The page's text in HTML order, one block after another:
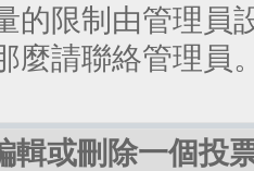
的限制由管理員
麼請聯絡管理員
輯或刪除一個投